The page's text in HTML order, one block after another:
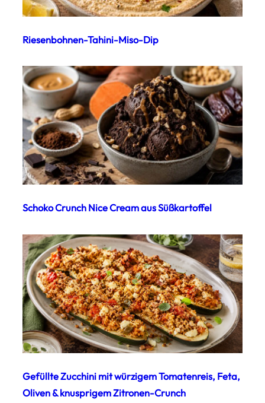
Riesenbohnen-Tahini-Miso-Dip
Schoko Crunch Nice Cream aus Süßkartoffel
Gefüllte Zucchini mit würzigem Tomatenreis, Feta,
Oliven & knusprigem Zitronen-Crunch